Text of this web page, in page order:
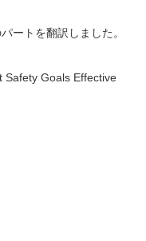
ートを翻訳しました。
Goals Effective